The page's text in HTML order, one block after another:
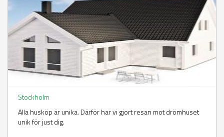
Stockholm
Alla husköp är unika. Därför har vi gjort resan mot drömhuset
unik för just dig.